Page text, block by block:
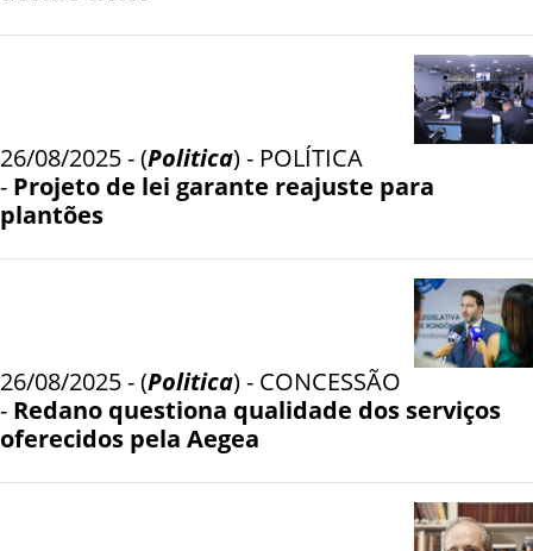
26/08/2025 - (Politica) - POLÍTICA
- Projeto de lei garante reajuste para
plantões
26/08/2025 - (Politica) - CONCESSÃO
- Redano questiona qualidade dos serviços
oferecidos pela Aegea